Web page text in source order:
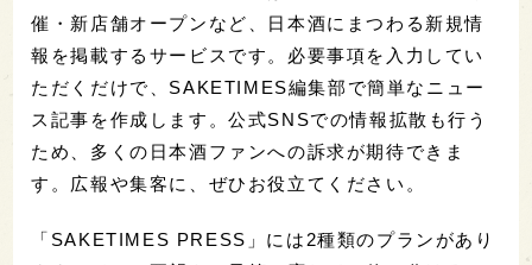
催・新店舗オープンなど、日本酒にまつわる新規情
報を掲載するサービスです。必要事項を入力してい
ただくだけで、SAKETIMES編集部で簡単なニュー
ス記事を作成します。公式SNSでの情報拡散も行う
ため、多くの日本酒ファンへの訴求が期待できま
す。広報や集客に、ぜひお役立てください。
「SAKETIMES PRESS」には2種類のプランがあり